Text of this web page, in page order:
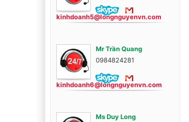
kinhdoanh5@longnguyenvn.com
Mr Trần Quang
0984824281
kinhdoanh6@longnguyenvn.com
Ms Duy Long